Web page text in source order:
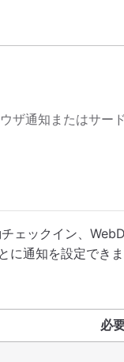
ザ通知またはサー
ェックイン、
通知を設定できま
必